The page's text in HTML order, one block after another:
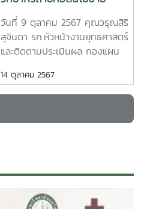
สำคัญของมหาวิทยาลัย แก่ผู้
บริหารและบุคลากรวิทยาลัย
พลังงานทดแทน
วันที่ 9 ตุลาคม 2567 คุณวรุณสิริ
สุจินดา รก.หัวหน้างานยุทธศาสตร์
และติดตามประเมินผล กองแผน
วิทยาลัยนานาชาติ) ได้รับเกียรติ
เป็นวิทยากรเพื่อถ่ายทอดนโยบาย
บริหารและแผนปฏิบัติการ
14 ตุลาคม 2567